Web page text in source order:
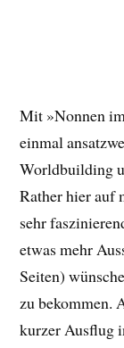
Mit »Nonnen
einmal
Worldbuilding
Rather hier auf
sehr
etwas mehr
Seiten)
zu bekommen.
kurzer Ausflug